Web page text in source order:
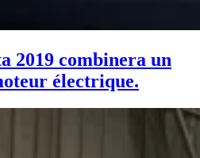
2019 combinera un
électrique.